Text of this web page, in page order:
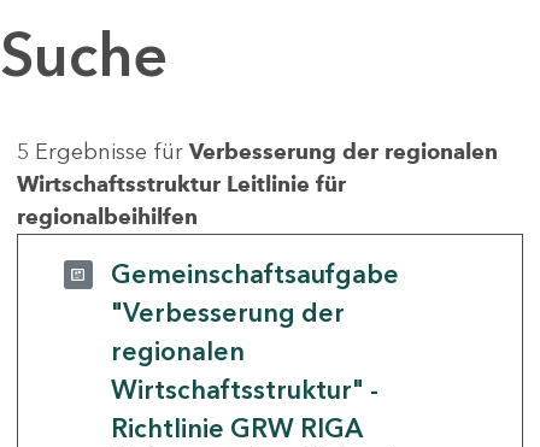
Suche
5 Ergebnisse für Verbesserung der regionalen
Wirtschaftsstruktur Leitlinie für
regionalbeihilfen
Gemeinschaftsaufgabe
"Verbesserung der
regionalen
Wirtschaftsstruktur" -
Richtlinie GRW RIGA